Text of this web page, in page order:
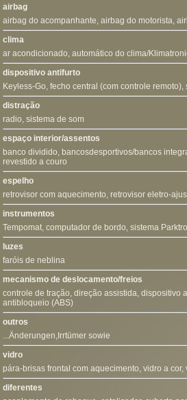
airbag
airbag do acompanhante, airbag do motorista,
clima
ar acondicionado, automático do clima/
dispositivo antifurto
Keyless-Go, fecho central (com controle remoto),
distração
radio, sistema de som
espaço interior/assentos
banco dividido, bancosdesportivos/bancos
revestido a couro
espelho
retrovisor com aquecimento, retrovisor eletro-
instrumentos
Tempomat, computador de bordo, sistema
luzes
faróis de neblina
mecanismo de deslocamento/freios
controle de tração, direção assistida, dispositivo
antibloqueio (ABS)
outros
...Änderungen,Irrtümer sowie
vidro
pára-brisas frontal com aquecimento, vidro a
diferentes